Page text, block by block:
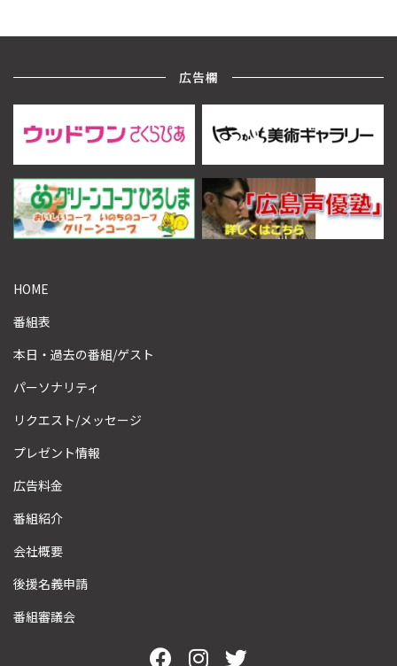
広告欄
HOME
番組表
本日・過去の番組/ゲスト
パーソナリティ
リクエスト/メッセージ
プレゼント情報
広告料金
番組紹介
会社概要
後援名義申請
番組審議会